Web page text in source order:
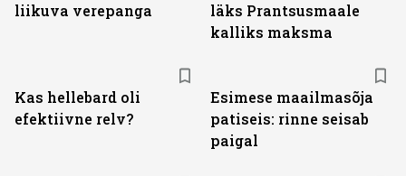
liikuva verepanga
läks Prantsusmaale
kalliks maksma
Kas hellebard oli
efektiivne relv?
Esimese maailmasõja
patiseis: rinne seisab
paigal